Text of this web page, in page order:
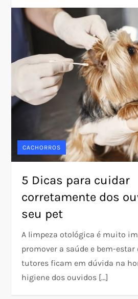
CACHORROS
5 Dicas para cuidar
corretamente dos
seu pet
A limpeza otológica é muito
promover a saúde e bem-
tutores ficam em dúvida na
higiene dos ouvidos […]